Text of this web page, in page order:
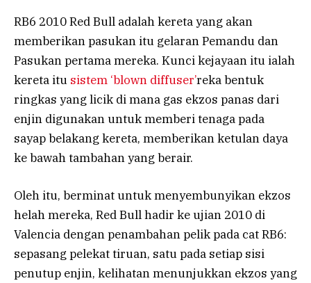
RB6 2010 Red Bull adalah kereta yang akan
memberikan pasukan itu gelaran Pemandu dan
Pasukan pertama mereka. Kunci kejayaan itu ialah
kereta itu sistem ‘blown diffuser’reka bentuk
ringkas yang licik di mana gas ekzos panas dari
enjin digunakan untuk memberi tenaga pada
sayap belakang kereta, memberikan ketulan daya
ke bawah tambahan yang berair.
Oleh itu, berminat untuk menyembunyikan ekzos
helah mereka, Red Bull hadir ke ujian 2010 di
Valencia dengan penambahan pelik pada cat RB6:
sepasang pelekat tiruan, satu pada setiap sisi
penutup enjin, kelihatan menunjukkan ekzos yang